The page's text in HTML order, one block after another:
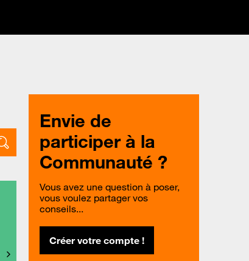
Envie de
participer à la
Communauté ?
Vous avez une question à poser,
vous voulez partager vos
conseils...
Créer votre compte !